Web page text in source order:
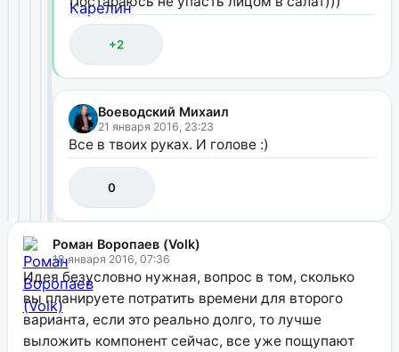
+2
Воеводский Михаил
21 января 2016, 23:23
Все в твоих руках. И голове :)
0
Роман Воропаев (Volk)
18 января 2016, 07:36
Идея безусловно нужная, вопрос в том, сколько
вы планируете потратить времени для второго
варианта, если это реально долго, то лучше
выложить компонент сейчас, все уже пощупают